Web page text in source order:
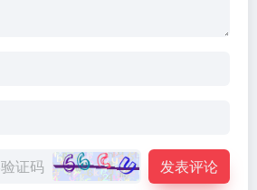
发表评论